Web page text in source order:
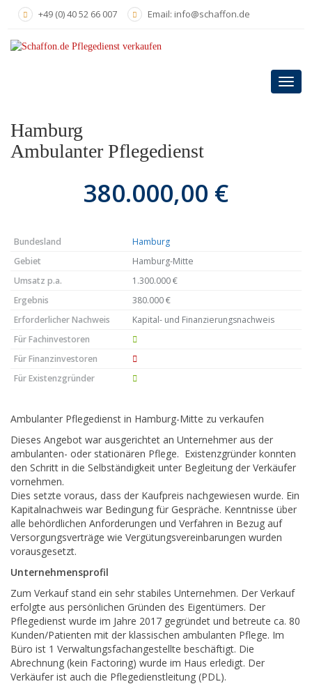
content
+49 (0) 40 52 66 007 Email: info@schaffon.de
Hamburg
Ambulanter Pflegedienst
380.000,00 €
Bundesland
Hamburg
Gebiet
Hamburg-Mitte
Umsatz p.a.
1.300.000 €
Ergebnis
380.000 €
Erforderlicher Nachweis
Kapital- und Finanzierungsnachweis
Für Fachinvestoren
Für Finanzinvestoren
Für Existenzgründer
Ambulanter Pflegedienst in Hamburg-Mitte zu verkaufen
Dieses Angebot war ausgerichtet an Unternehmer aus der
ambulanten- oder stationären Pflege. Existenzgründer konnten
den Schritt in die Selbständigkeit unter Begleitung der Verkäufer
vornehmen.
Dies setzte voraus, dass der Kaufpreis nachgewiesen wurde. Ein
Kapitalnachweis war Bedingung für Gespräche. Kenntnisse über
alle behördlichen Anforderungen und Verfahren in Bezug auf
Versorgungsverträge wie Vergütungsvereinbarungen wurden
vorausgesetzt.
Unternehmensprofil
Zum Verkauf stand ein sehr stabiles Unternehmen. Der Verkauf
erfolgte aus persönlichen Gründen des Eigentümers. Der
Pflegedienst wurde im Jahre 2017 gegründet und betreute ca. 80
Kunden/Patienten mit der klassischen ambulanten Pflege. Im
Büro ist 1 Verwaltungsfachangestellte beschäftigt. Die
Abrechnung (kein Factoring) wurde im Haus erledigt. Der
Verkäufer ist auch die Pflegedienstleitung (PDL).